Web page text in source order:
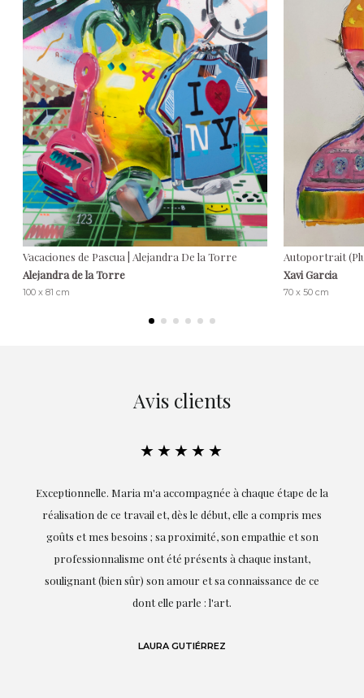
Vacaciones de Pascua | Alejandra De la Torre
Alejandra de la Torre
100 x 81 cm
Autoportrait
Xavi Garcia
70 x 50 cm
Avis clients
★★★★★
Exceptionnelle. Maria m'a accompagnée à chaque étape de la
réalisation de ce travail et, dès le début, elle a compris mes
goûts et mes besoins ; sa proximité, son empathie et son
professionnalisme ont été présents à chaque instant,
soulignant (bien sûr) son amour et sa connaissance de ce
dont elle parle : l'art.
LAURA GUTIÉRREZ